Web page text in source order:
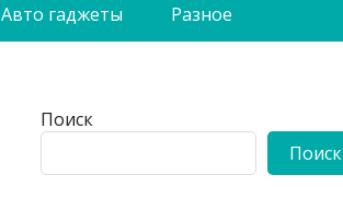
Авто гаджеты Разное
Поиск
Поиск